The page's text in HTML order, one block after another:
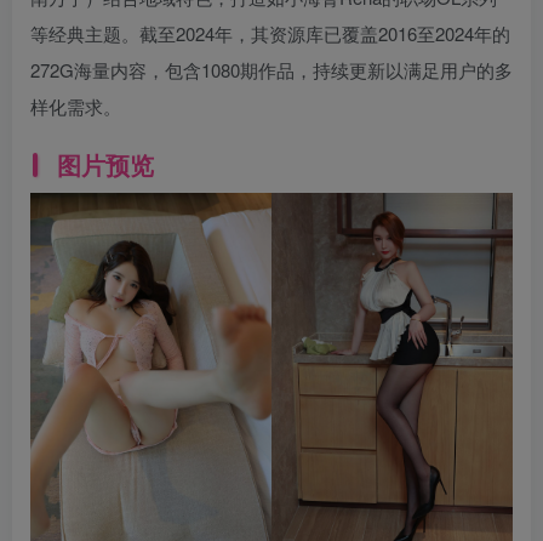
等经典主题。截至2024年，其资源库已覆盖2016至2024年的
272G海量内容，包含1080期作品，持续更新以满足用户的多
样化需求。
图片预览